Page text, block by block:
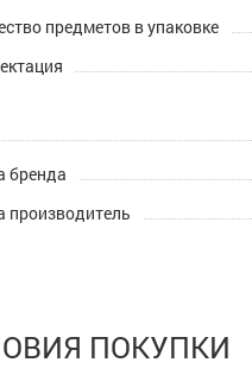
предметов в упаковке
бренда
производитель
ПОКУПКИ